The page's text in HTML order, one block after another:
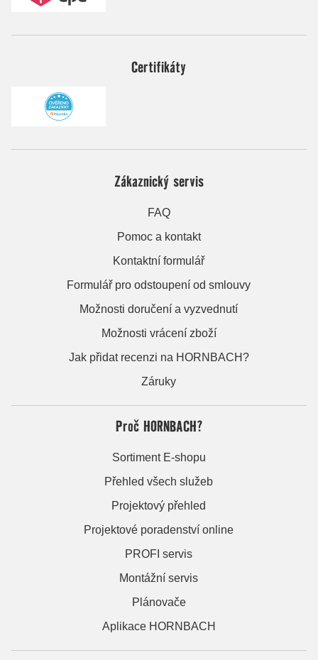
Certifikáty
Zákaznický servis
FAQ
Pomoc a kontakt
Kontaktní formulář
Formulář pro odstoupení od smlouvy
Možnosti doručení a vyzvednutí
Možnosti vrácení zboží
Jak přidat recenzi na HORNBACH?
Záruky
Proč HORNBACH?
Sortiment E-shopu
Přehled všech služeb
Projektový přehled
Projektové poradenství online
PROFI servis
Montážní servis
Plánovače
Aplikace HORNBACH